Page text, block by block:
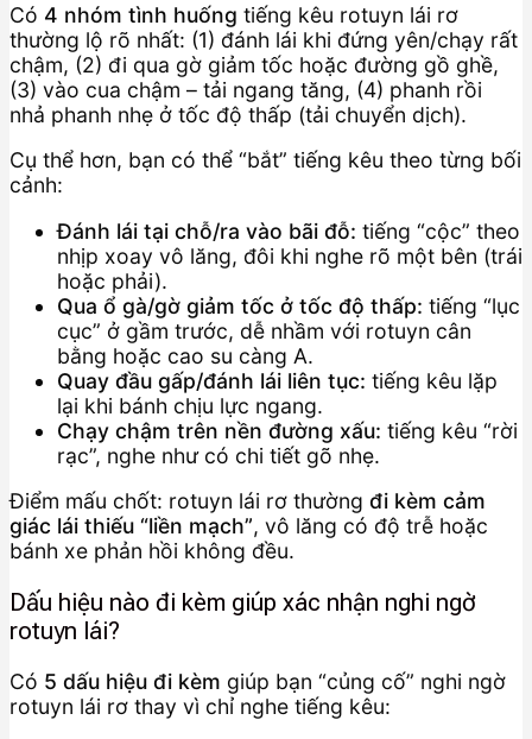
Có 4 nhóm tình huống tiếng kêu rotuyn lái rơ
thường lộ rõ nhất: (1) đánh lái khi đứng yên/chạy rất
chậm, (2) đi qua gờ giảm tốc hoặc đường gồ ghề,
(3) vào cua chậm – tải ngang tăng, (4) phanh rồi
nhả phanh nhẹ ở tốc độ thấp (tải chuyển dịch).
Cụ thể hơn, bạn có thể “bắt” tiếng kêu theo từng bối
cảnh:
Đánh lái tại chỗ/ra vào bãi đỗ: tiếng “cộc” theo
nhịp xoay vô lăng, đôi khi nghe rõ một bên (trái
hoặc phải).
Qua ổ gà/gờ giảm tốc ở tốc độ thấp: tiếng “lục
cục” ở gầm trước, dễ nhầm với rotuyn cân
bằng hoặc cao su càng A.
Quay đầu gấp/đánh lái liên tục: tiếng kêu lặp
lại khi bánh chịu lực ngang.
Chạy chậm trên nền đường xấu: tiếng kêu “rời
rạc”, nghe như có chi tiết gõ nhẹ.
Điểm mấu chốt: rotuyn lái rơ thường đi kèm cảm
giác lái thiếu “liền mạch”, vô lăng có độ trễ hoặc
bánh xe phản hồi không đều.
Dấu hiệu nào đi kèm giúp xác nhận nghi ngờ
rotuyn lái?
Có 5 dấu hiệu đi kèm giúp bạn “củng cố” nghi ngờ
rotuyn lái rơ thay vì chỉ nghe tiếng kêu: